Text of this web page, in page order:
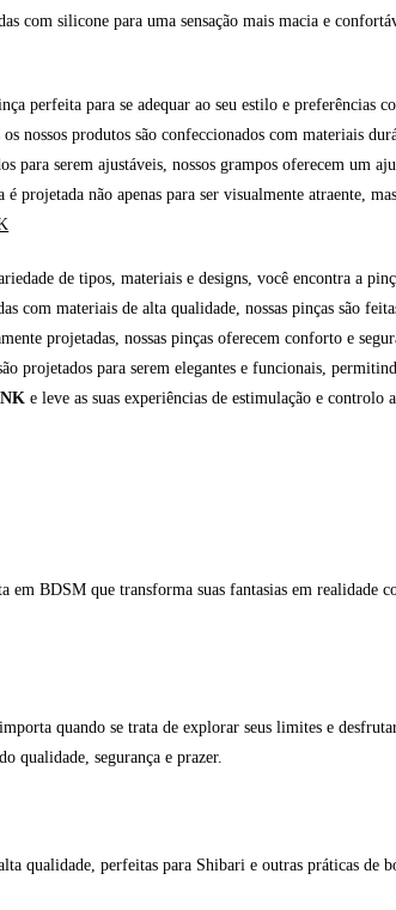
com silicone para uma sensação mais macia e
perfeita para se adequar ao seu estilo e preferências
os nossos produtos são confeccionados com materiais
para serem ajustáveis, nossos grampos oferecem um
é projetada não apenas para ser visualmente atraente,
de tipos, materiais e designs, você encontra a
com materiais de alta qualidade, nossas pinças são
projetadas, nossas pinças oferecem conforto e
projetados para serem elegantes e funcionais,
e leve as suas experiências de estimulação e
em BDSM que transforma suas fantasias em realidade
quando se trata de explorar seus limites e
qualidade, segurança e prazer.
qualidade, perfeitas para Shibari e outras práticas